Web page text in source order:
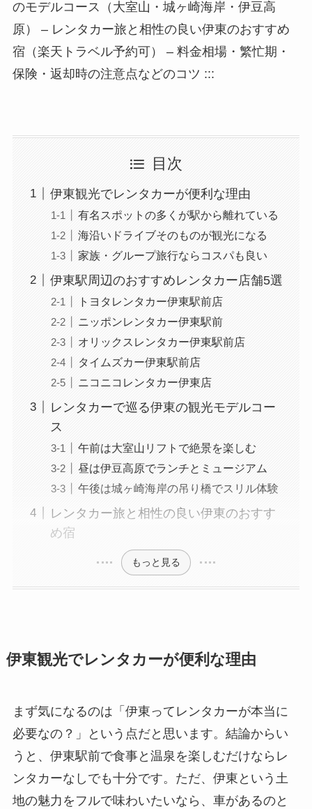
のモデルコース（大室山・城ヶ崎海岸・伊豆高
原） – レンタカー旅と相性の良い伊東のおすすめ
宿（楽天トラベル予約可） – 料金相場・繁忙期・
保険・返却時の注意点などのコツ :::
目次
伊東観光でレンタカーが便利な理由
有名スポットの多くが駅から離れている
海沿いドライブそのものが観光になる
家族・グループ旅行ならコスパも良い
伊東駅周辺のおすすめレンタカー店舗5選
トヨタレンタカー伊東駅前店
ニッポンレンタカー伊東駅前
オリックスレンタカー伊東駅前店
タイムズカー伊東駅前店
ニコニコレンタカー伊東店
レンタカーで巡る伊東の観光モデルコー
ス
午前は大室山リフトで絶景を楽しむ
昼は伊豆高原でランチとミュージアム
午後は城ヶ崎海岸の吊り橋でスリル体験
レンタカー旅と相性の良い伊東のおすす
め宿
もっと見る
伊東観光でレンタカーが便利な理由
まず気になるのは「伊東ってレンタカーが本当に
必要なの？」という点だと思います。結論からい
うと、伊東駅前で食事と温泉を楽しむだけならレ
ンタカーなしでも十分です。ただ、伊東という土
地の魅力をフルで味わいたいなら、車があるのと